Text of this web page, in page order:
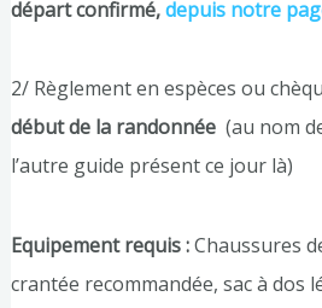
départ confirmé,depuis notre
2/ Règlement en espèces ou
début de la randonnée (au nom
l’autre guide présent ce jour là)
Equipement requis :Chaussures
crantée recommandée, sac à dos